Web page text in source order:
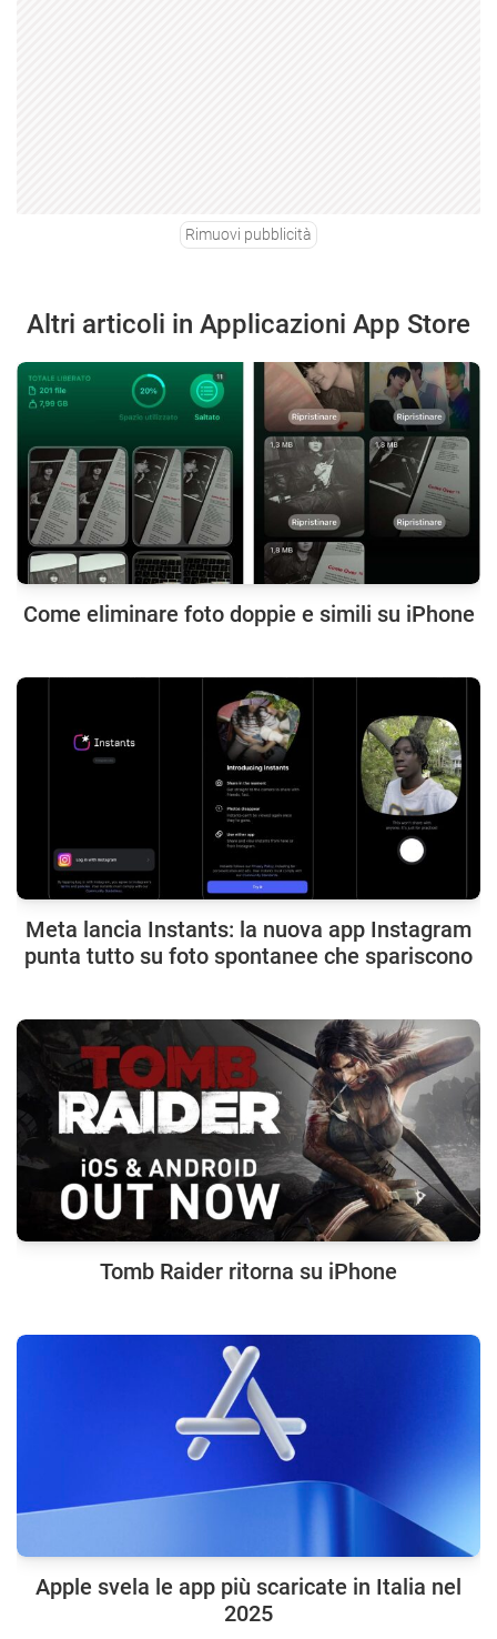
Rimuovi pubblicità
Altri articoli in Applicazioni App Store
Come eliminare foto doppie e simili su iPhone
Meta lancia Instants: la nuova app Instagram
punta tutto su foto spontanee che spariscono
Tomb Raider ritorna su iPhone
Apple svela le app più scaricate in Italia nel
2025